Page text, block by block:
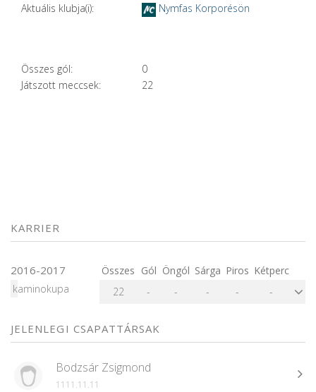
Aktuális klubja(i):
Nymfas Korporésön
Összes gól:
0
Játszott meccsek:
22
KARRIER
2016-2017 Összes Gól Öngól Sárga Piros Kétperc
kaminokupa
22 - - - - -
JELENLEGI CSAPATTÁRSAK
Bodzsár Zsigmond
1111.11.11